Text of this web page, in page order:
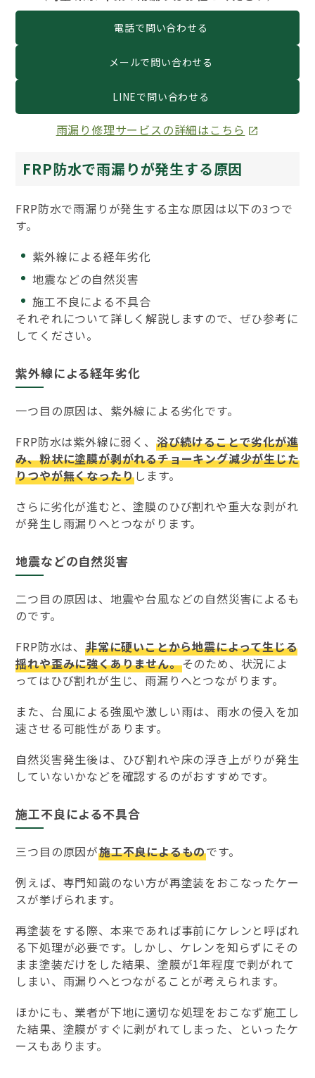
電話で問い合わせる
メールで問い合わせる
LINEで問い合わせる
雨漏り修理サービスの詳細はこちら
FRP防水で雨漏りが発生する原因
FRP防水で雨漏りが発生する主な原因は以下の3つで
す。
紫外線による経年劣化
地震などの自然災害
施工不良による不具合
それぞれについて詳しく解説しますので、ぜひ参考に
してください。
紫外線による経年劣化
一つ目の原因は、紫外線による劣化です。
FRP防水は紫外線に弱く、 浴び続けることで劣化が進
み、粉状に塗膜が剥がれるチョーキング減少が生じた
りつやが無くなったりします。
さらに劣化が進むと、塗膜のひび割れや重大な剥がれ
が発生し雨漏りへとつながります。
地震などの自然災害
二つ目の原因は、地震や台風などの自然災害によるも
のです。
FRP防水は、 非常に硬いことから地震によって生じる
揺れや歪みに強くありません。そのため、状況によ
ってはひび割れが生じ、雨漏りへとつながります。
また、台風による強風や激しい雨は、雨水の侵入を加
速させる可能性があります。
自然災害発生後は、ひび割れや床の浮き上がりが発生
していないかなどを確認するのがおすすめです。
施工不良による不具合
三つ目の原因が施工不良によるものです。
例えば、専門知識のない方が再塗装をおこなったケー
スが挙げられます。
再塗装をする際、本来であれば事前にケレンと呼ばれ
る下処理が必要です。しかし、ケレンを知らずにその
まま塗装だけをした結果、塗膜が1年程度で剥がれて
しまい、雨漏りへとつながることが考えられます。
ほかにも、業者が下地に適切な処理をおこなず施工し
た結果、塗膜がすぐに剥がれてしまった、といったケ
ースもあります。